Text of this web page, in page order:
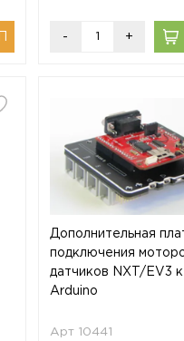
- +
Дополнительная
подключения
датчиков NXT/EV3 к
Arduino
Арт 10441